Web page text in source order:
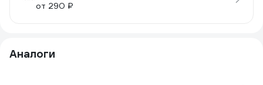
от 290 ₽
Аналоги